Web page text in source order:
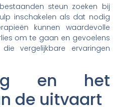
steun zoeken bij
inschakelen als dat nodig
kunnen waardevolle
om te gaan en gevoelens
vergelijkbare ervaringen
en het
de uitvaart